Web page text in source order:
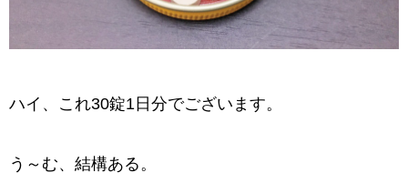
ハイ、これ30錠1日分でございます。
う～む、結構ある。